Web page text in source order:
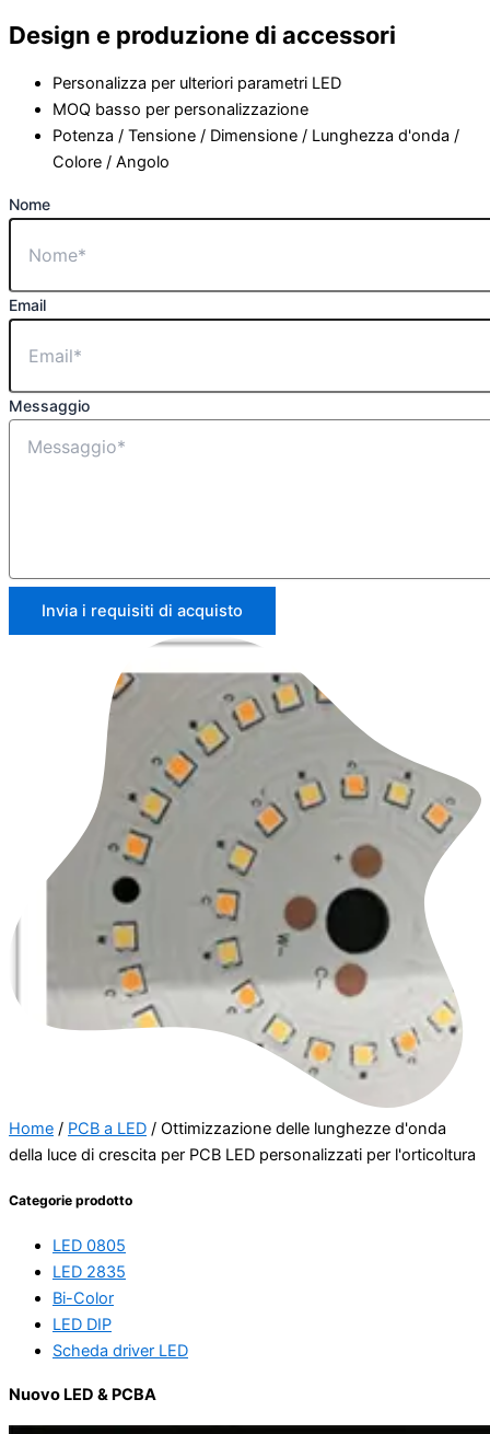
Design e produzione di accessori
Personalizza per ulteriori parametri LED
MOQ basso per personalizzazione
Potenza / Tensione / Dimensione / Lunghezza d'onda /
Colore / Angolo
Nome
Email
Messaggio
Invia i requisiti di acquisto
Home / PCB a LED / Ottimizzazione delle lunghezze d'onda
della luce di crescita per PCB LED personalizzati per l'orticoltura
Categorie prodotto
LED 0805
LED 2835
Bi-Color
LED DIP
Scheda driver LED
Nuovo LED & PCBA